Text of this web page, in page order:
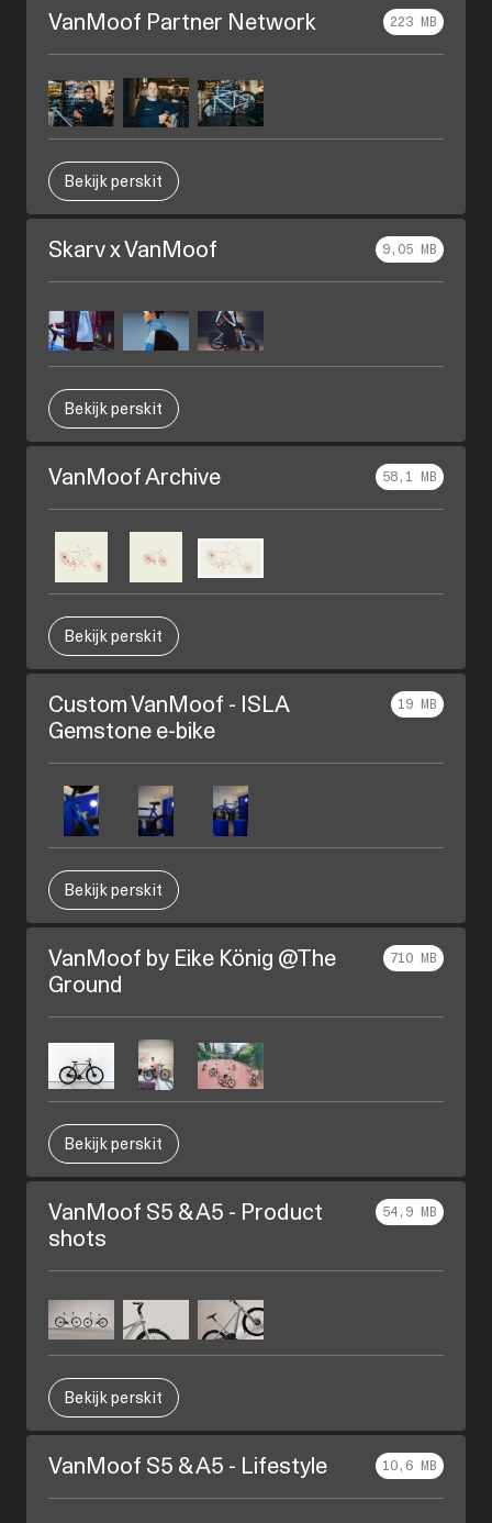
VanMoof Partner Network 223 MB
Bekijk perskit
Skarv x VanMoof 9,05 MB
Bekijk perskit
VanMoof Archive 58,1 MB
Bekijk perskit
Custom VanMoof - ISLA
Gemstone e-bike
19 MB
Bekijk perskit
VanMoof by Eike König @The
Ground
710 MB
Bekijk perskit
VanMoof S5 & A5 - Product
shots
54,9 MB
Bekijk perskit
VanMoof S5 & A5 - Lifestyle 10,6 MB